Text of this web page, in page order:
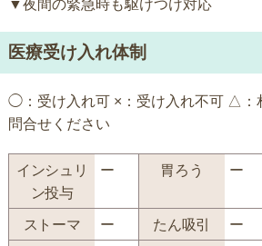
▼夜間の緊急時も駆けつけ対応
医療受け入れ体制
◯：受け入れ可 ×：受け入れ不可 △：
問合せください
インシュリ
ン投与
ー 胃ろう ー
ストーマ ー たん吸引 ー